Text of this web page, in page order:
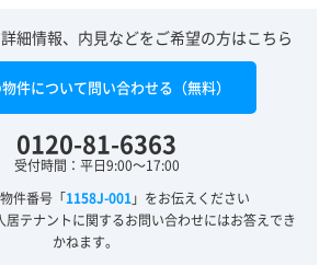
細情報、内見などをご希望の方はこちら
件について問い合わせる（無料）
0120-81-6363
受付時間：平日9:00～17:00
件番号「1158J-001」をお伝えください
テナントに関するお問い合わせにはお答えでき
かねます。